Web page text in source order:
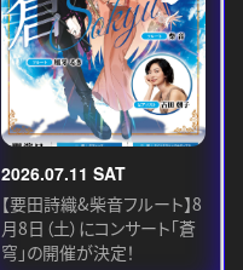
2026.07.11 SAT
【要田詩織&柴音フルート】8
月8日（土）にコンサート「蒼
穹」の開催が決定！